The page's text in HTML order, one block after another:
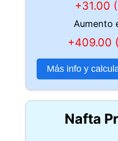
+31.00
Aumento
+409.00
Más info y
Nafta